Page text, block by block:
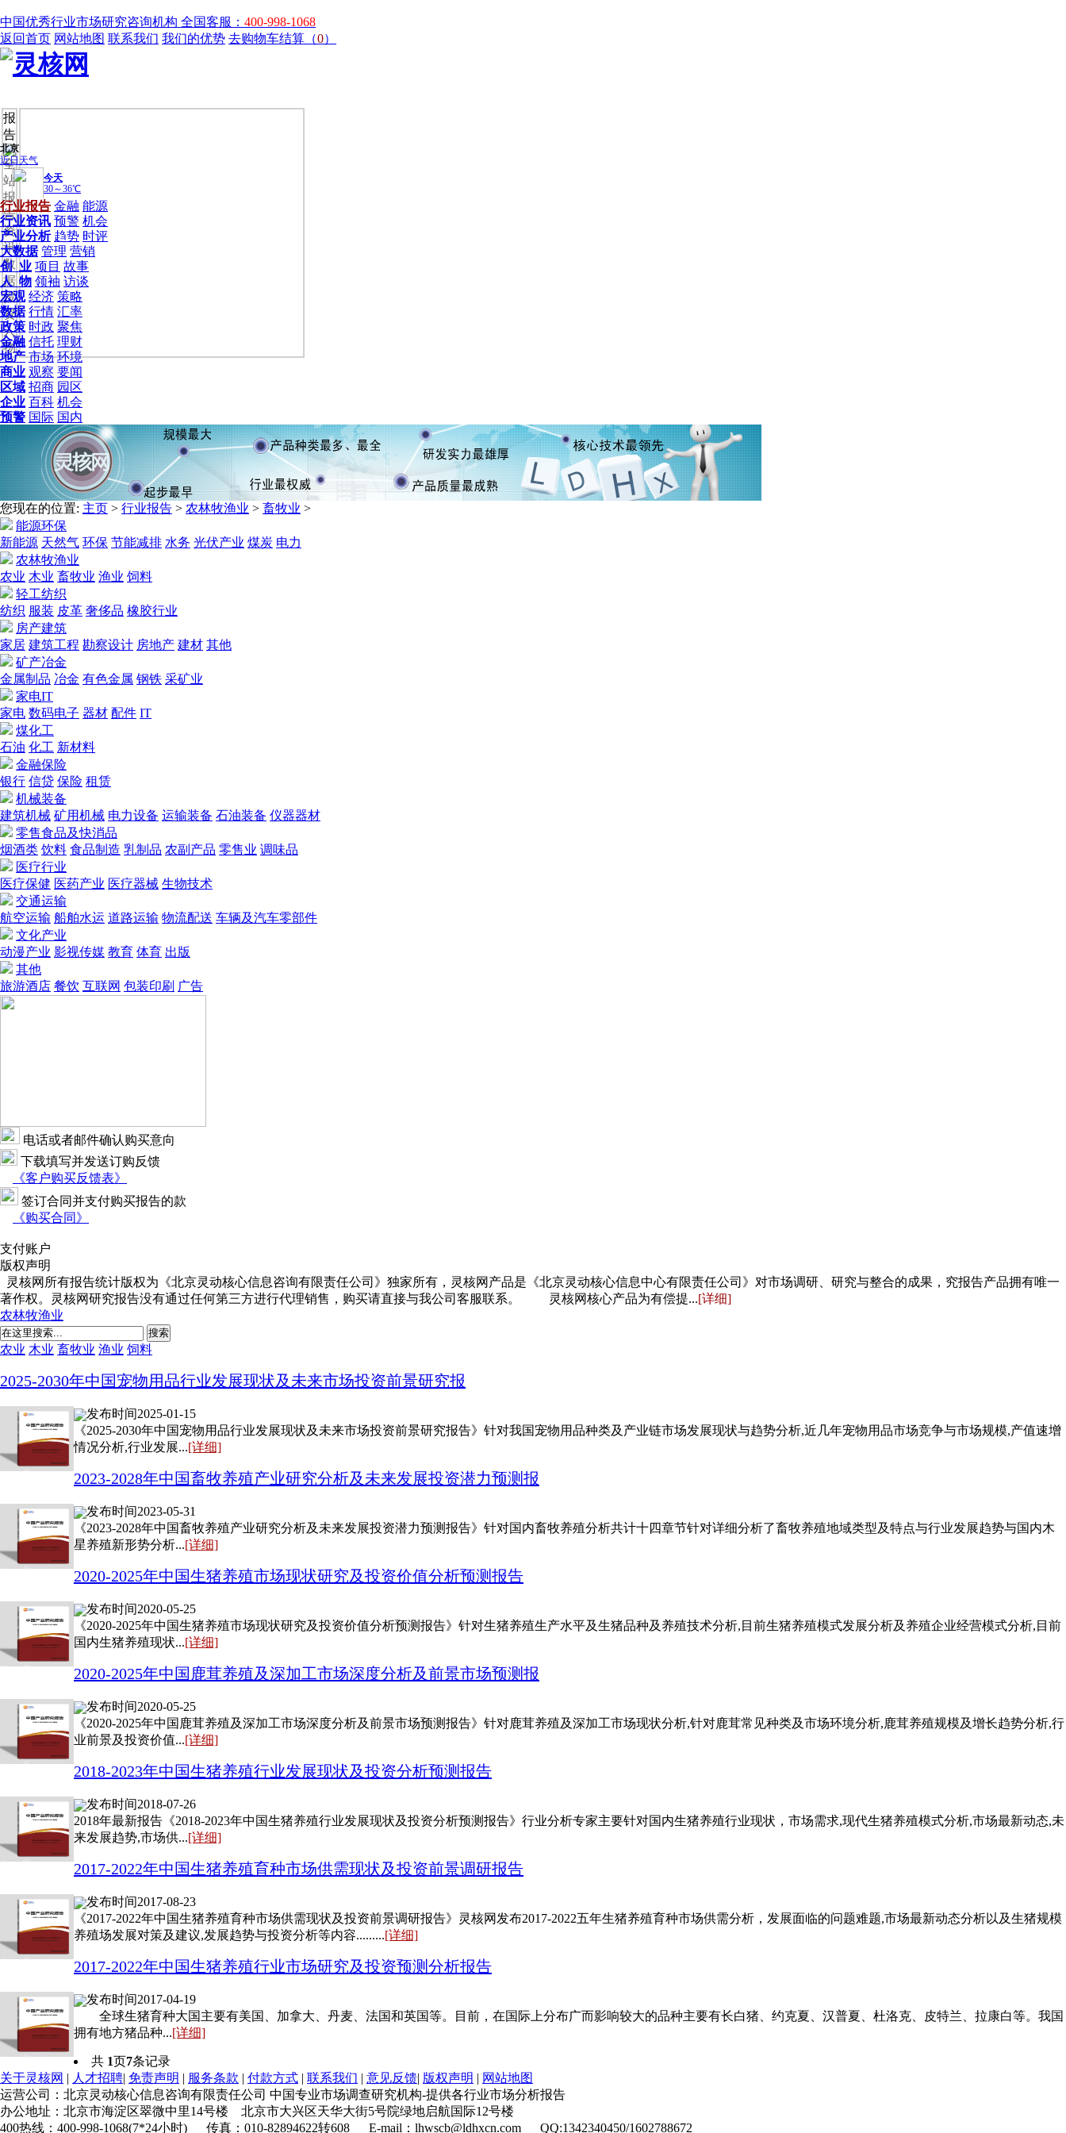
中国优秀行业市场研究咨询机构 全国客服： 400-998-1068
返回首页 网站地图 联系我们 我们的优势 去购物车结算（0）
报
告
全
站
报
告
资
讯
数
据
投
资
人
物
行业报告 金融 能源
行业资讯 预警 机会
产业分析 趋势 时评
大数据 管理 营销
创 业 项目 故事
人 物 领袖 访谈
宏观 经济 策略
数据 行情 汇率
政策 时政 聚焦
金融 信托 理财
地产 市场 环境
商业 观察 要闻
区域 招商 园区
企业 百科 机会
预警 国际 国内
您现在的位置: 主页 > 行业报告 > 农林牧渔业 > 畜牧业 >
能源环保
新能源 天然气 环保 节能减排 水务 光伏产业 煤炭 电力
农林牧渔业
农业 木业 畜牧业 渔业 饲料
轻工纺织
纺织 服装 皮革 奢侈品 橡胶行业
房产建筑
家居 建筑工程 勘察设计 房地产 建材 其他
矿产冶金
金属制品 冶金 有色金属 钢铁 采矿业
家电IT
家电 数码电子 器材 配件 IT
煤化工
石油 化工 新材料
金融保险
银行 信贷 保险 租赁
机械装备
建筑机械 矿用机械 电力设备 运输装备 石油装备 仪器器材
零售食品及快消品
烟酒类 饮料 食品制造 乳制品 农副产品 零售业 调味品
医疗行业
医疗保健 医药产业 医疗器械 生物技术
交通运输
航空运输 船舶水运 道路运输 物流配送 车辆及汽车零部件
文化产业
动漫产业 影视传媒 教育 体育 出版
其他
旅游酒店 餐饮 互联网 包装印刷 广告
电话或者邮件确认购买意向
下载填写并发送订购反馈
《客户购买反馈表》
签订合同并支付购买报告的款
《购买合同》
支付账户
版权声明
灵核网所有报告统计版权为《北京灵动核心信息咨询有限责任公司》独家所有，灵核网产品是《北京灵动核心信息中心有限责任公司》对市场调研、研究与整合的成果，究报告产品拥有唯一
著作权。灵核网研究报告没有通过任何第三方进行代理销售，购买请直接与我公司客服联系。 灵核网核心产品为有偿提...[详细]
农林牧渔业
搜索
农业 木业 畜牧业 渔业 饲料
2025-2030年中国宠物用品行业发展现状及未来市场投资前景研究报
发布时间2025-01-15
《2025-2030年中国宠物用品行业发展现状及未来市场投资前景研究报告》针对我国宠物用品种类及产业链市场发展现状与趋势分析,近几年宠物用品市场竞争与市场规模,产值速增
情况分析,行业发展...[详细]
2023-2028年中国畜牧养殖产业研究分析及未来发展投资潜力预测报
发布时间2023-05-31
《2023-2028年中国畜牧养殖产业研究分析及未来发展投资潜力预测报告》针对国内畜牧养殖分析共计十四章节针对详细分析了畜牧养殖地域类型及特点与行业发展趋势与国内木
星养殖新形势分析...[详细]
2020-2025年中国生猪养殖市场现状研究及投资价值分析预测报告
发布时间2020-05-25
《2020-2025年中国生猪养殖市场现状研究及投资价值分析预测报告》针对生猪养殖生产水平及生猪品种及养殖技术分析,目前生猪养殖模式发展分析及养殖企业经营模式分析,目前
国内生猪养殖现状...[详细]
2020-2025年中国鹿茸养殖及深加工市场深度分析及前景市场预测报
发布时间2020-05-25
《2020-2025年中国鹿茸养殖及深加工市场深度分析及前景市场预测报告》针对鹿茸养殖及深加工市场现状分析,针对鹿茸常见种类及市场环境分析,鹿茸养殖规模及增长趋势分析,行
业前景及投资价值...[详细]
2018-2023年中国生猪养殖行业发展现状及投资分析预测报告
发布时间2018-07-26
2018年最新报告《2018-2023年中国生猪养殖行业发展现状及投资分析预测报告》行业分析专家主要针对国内生猪养殖行业现状，市场需求,现代生猪养殖模式分析,市场最新动态,未
来发展趋势,市场供...[详细]
2017-2022年中国生猪养殖育种市场供需现状及投资前景调研报告
发布时间2017-08-23
《2017-2022年中国生猪养殖育种市场供需现状及投资前景调研报告》灵核网发布2017-2022五年生猪养殖育种市场供需分析，发展面临的问题难题,市场最新动态分析以及生猪规模
养殖场发展对策及建议,发展趋势与投资分析等内容.........[详细]
2017-2022年中国生猪养殖行业市场研究及投资预测分析报告
发布时间2017-04-19
全球生猪育种大国主要有美国、加拿大、丹麦、法国和英国等。目前，在国际上分布广而影响较大的品种主要有长白猪、约克夏、汉普夏、杜洛克、皮特兰、拉康白等。我国
拥有地方猪品种...[详细]
共 1页7条记录
关于灵核网 | 人才招聘| 免责声明 | 服务条款 | 付款方式 | 联系我们 | 意见反馈| 版权声明 | 网站地图
运营公司：北京灵动核心信息咨询有限责任公司 中国专业市场调查研究机构-提供各行业市场分析报告
办公地址：北京市海淀区翠微中里14号楼 北京市大兴区天华大街5号院绿地启航国际12号楼
400热线：400-998-1068(7*24小时) 传真：010-82894622转608 E-mail：lhwscb@ldhxcn.com QQ:1342340450/1602788672